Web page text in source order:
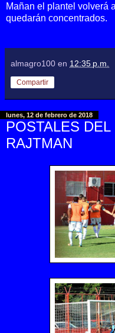
Mañan el plantel volverá
quedarán concentrados.
almagro100 en 12:35 p.m.
Compartir
lunes, 12 de febrero de 2018
POSTALES
RAJTMAN